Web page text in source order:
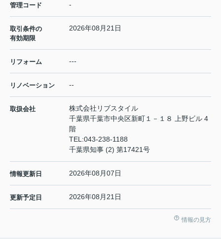
管理コード -
取引条件の
有効期限
2026年08月21日
リフォーム ---
リノベーション --
取扱会社
株式会社リブスタイル
千葉県千葉市中央区新町１－１８ 上野ビル 4
階
TEL:043-238-1188
千葉県知事 (2) 第17421号
情報更新日 2026年08月07日
更新予定日 2026年08月21日
情報の見方